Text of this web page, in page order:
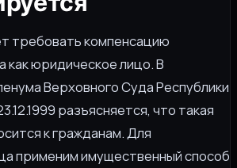
требовать компенсацию
как юридическое лицо. В
Верховного Суда Республики
разъясняется, что такая
к гражданам. Для
применим имущественный способ